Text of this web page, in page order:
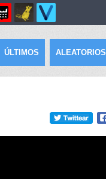
ÚLTIMOS ALEATORIOS